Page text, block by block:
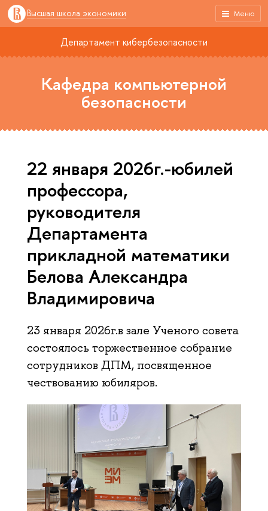
Меню
Высшая школа экономики
Департамент кибербезопасности
Кафедра компьютерной
безопасности
22 января 2026г.-юбилей
профессора,
руководителя
Департамента
прикладной математики
Белова Александра
Владимировича
23 января 2026г.в зале Ученого совета
состоялось торжественное собрание
сотрудников ДПМ, посвященное
чествованию юбиляров.